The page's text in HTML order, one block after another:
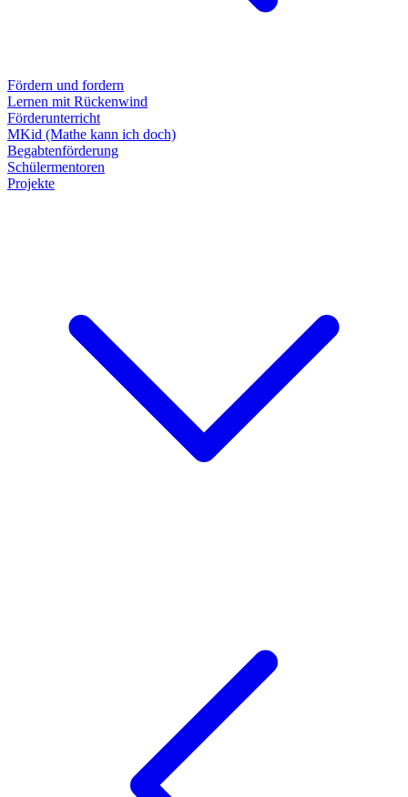
Fördern und fordern
Lernen mit Rückenwind
Förderunterricht
MKid (Mathe kann ich doch)
Begabtenförderung
Schülermentoren
Projekte